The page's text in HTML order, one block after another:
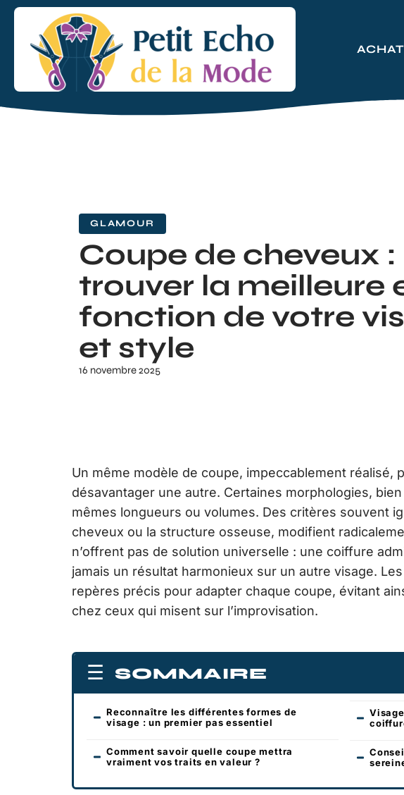
GLAMOUR
Coupe de cheveux :
trouver la meilleure
fonction de votre
et style
16 novembre 2025
Un même modèle de coupe, impeccablement réalisé,
désavantager une autre. Certaines morphologies,
mêmes longueurs ou volumes. Des critères souvent
cheveux ou la structure osseuse, modifient
n’offrent pas de solution universelle : une coiffure
jamais un résultat harmonieux sur un autre visage.
repères précis pour adapter chaque coupe, évitant
chez ceux qui misent sur l’improvisation.
SOMMAIRE
Reconnaître les différentes formes de
visage : un premier pas essentiel
Comment savoir quelle coupe mettra
vraiment vos traits en valeur ?